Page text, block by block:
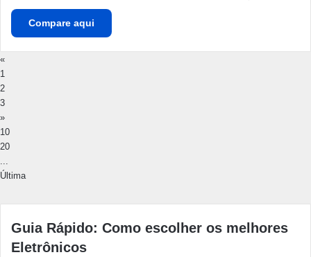
Compare aqui
«
1
2
3
»
10
20
Última
Guia Rápido: Como escolher os melhores
Eletrônicos